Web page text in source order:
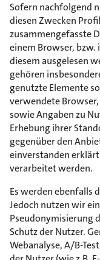
Sofern nachfolgend
diesen Zwecken
zusammengefasste
einem Browser, bzw.
diesem ausgelesen
gehören
genutzte Elemente
verwendete
sowie Angaben zu
Erhebung ihrer
gegenüber den
einverstanden
verarbeitet werden.
Es werden ebenfalls
Jedoch nutzen wir
Pseudonymisierung
Schutz der Nutzer.
Webanalyse, A/B-